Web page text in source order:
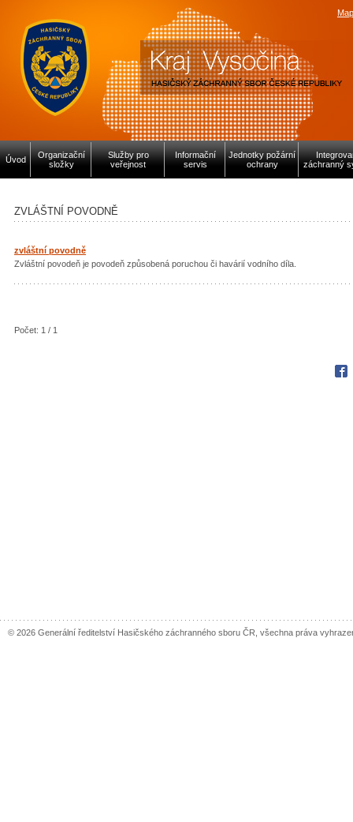
Úvod
Organizační
složky
Služby pro
veřejnost
Informační
servis
Jednotky požární
ochrany
záchranný
ZVLÁŠTNÍ POVODNĚ
zvláštní povodně
Zvláštní povodeň je povodeň způsobená poruchou či havárií vodního díla.
Počet: 1 / 1
© 2026 Generální ředitelství Hasičského záchranného sboru ČR, všechna práva